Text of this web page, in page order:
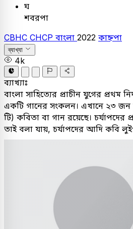
ঘ
শবরপা
CBHC CHCP বাংলা 2022 কাহ্নপা
ব্যাখ্যা
4k
ব্যাখ্যাঃ
বাংলা সাহিত্যের প্রাচীন যুগের প্রথম
একটি গানের সংকলন। এখানে ২৩ জন
টি) কবিতা বা গান রয়েছে। চর্যাপদের
তাই বলা যায়, চর্যাপদের আদি কবি